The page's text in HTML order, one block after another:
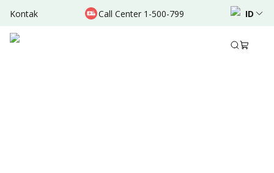
Kontak Call Center 1-500-799 ID